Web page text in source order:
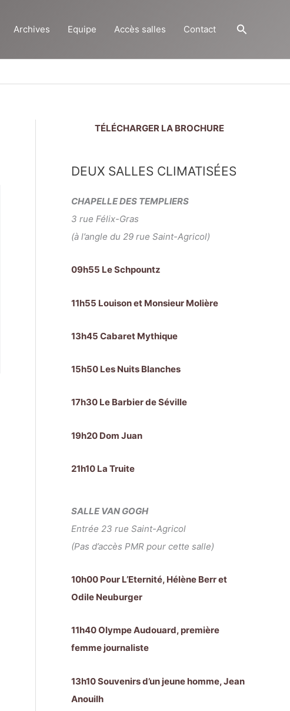
Archives Equipe Accès salles Contact
TÉLÉCHARGER LA BROCHURE
DEUX SALLES CLIMATISÉES
CHAPELLE DES TEMPLIERS
3 rue Félix-Gras
(à l’angle du 29 rue Saint-Agricol)
09h55 Le Schpountz
11h55 Louison et Monsieur Molière
13h45 Cabaret Mythique
15h50 Les Nuits Blanches
17h30 Le Barbier de Séville
19h20 Dom Juan
21h10 La Truite
SALLE VAN GOGH
Entrée 23 rue Saint-Agricol
(Pas d’accès PMR pour cette salle)
10h00 Pour L’Eternité, Hélène Berr et
Odile Neuburger
11h40 Olympe Audouard, première
femme journaliste
13h10 Souvenirs d’un jeune homme, Jean
Anouilh